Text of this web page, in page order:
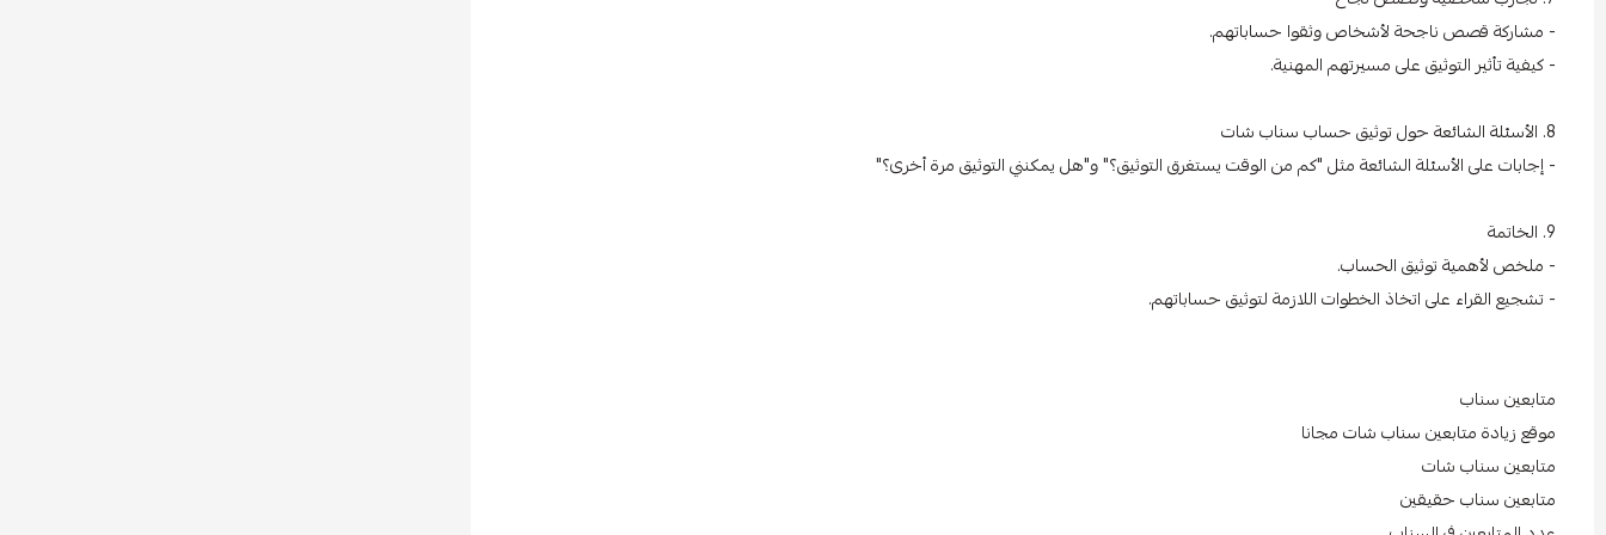
- مشاركة قصص ناجحة لأشخاص وثقوا حساباتهم.
- كيفية تأثير التوثيق على مسيرتهم المهنية.
8. الأسئلة الشائعة حول توثيق حساب سناب شات
- إجابات على الأسئلة الشائعة مثل "كم من الوقت يستغرق التوثيق؟" و"هل يمكنني التوثيق مرة أخرى؟"
9. الخاتمة
- ملخص لأهمية توثيق الحساب.
- تشجيع القراء على اتخاذ الخطوات اللازمة لتوثيق حساباتهم.
متابعين سناب
موقع زيادة متابعين سناب شات مجانا
متابعين سناب شات
متابعين سناب حقيقين